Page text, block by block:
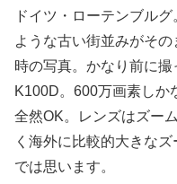
ドイツ・ローテンブル
ような古い街並みがそ
時の写真。かなり前に
K100D。600万画素しか
全然OK。レンズはズー
く海外に比較的大きな
では思います。